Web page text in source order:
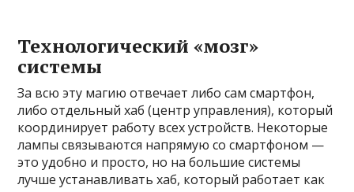
Технологический «мозг»
системы
За всю эту магию отвечает либо сам смартфон,
либо отдельный хаб (центр управления), который
координирует работу всех устройств. Некоторые
лампы связываются напрямую со смартфоном —
это удобно и просто, но на большие системы
лучше устанавливать хаб, который работает как